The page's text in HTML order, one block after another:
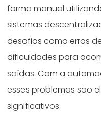
forma manual
sistemas
desafios como erros
dificuldades para
saídas. Com a
esses problemas são
significativos: